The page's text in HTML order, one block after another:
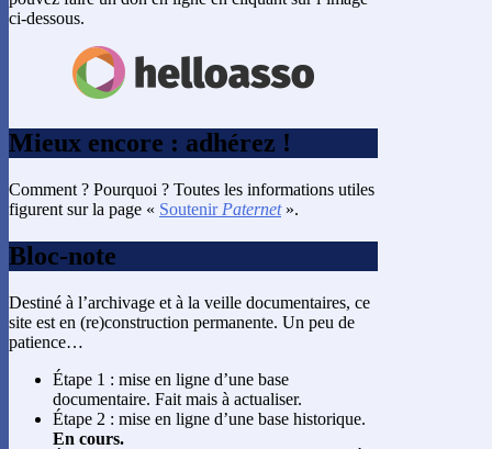
ci-dessous.
Mieux encore : adhérez !
Comment ? Pourquoi ? Toutes les informations utiles
figurent sur la page « Soutenir Paternet».
Bloc-note
Destiné à l’archivage et à la veille documentaires, ce
site est en (re)construction permanente. Un peu de
patience…
Étape 1 : mise en ligne d’une base
documentaire. Fait mais à actualiser.
Étape 2 : mise en ligne d’une base historique.
En cours.